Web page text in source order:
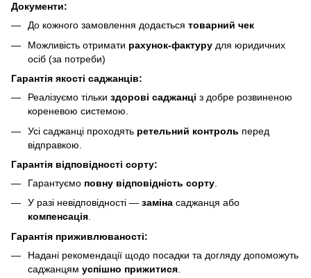
Документи:
До кожного замовлення додається товарний чек
Можливість отримати рахунок-фактуру для юридичних
осіб (за потреби)
Гарантія якості саджанців:
Реалізуємо тільки здорові саджанці з добре розвиненою
кореневою системою.
Усі саджанці проходять ретельний контроль перед
відправкою.
Гарантія відповідності сорту:
Гарантуємо повну відповідність сорту
У разі невідповідності — заміна саджанця або
компенсація.
Гарантія приживлюваності:
Надані рекомендації щодо посадки та догляду допоможуть
саджанцям успішно прижитися